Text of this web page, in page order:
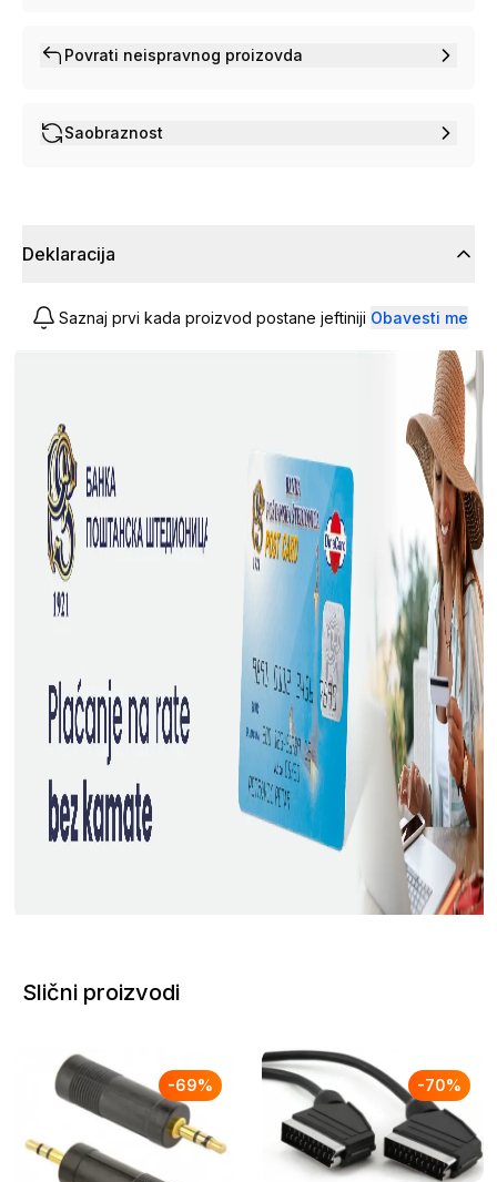
Povrati neispravnog proizovda
Saobraznost
Deklaracija
Saznaj prvi kada proizvod postane jeftiniji Obavesti me
Slični proizvodi
-69% -70%